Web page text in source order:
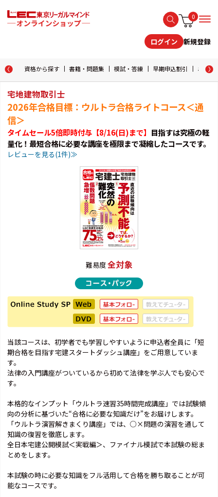
0
ログイン 新規登録
資格から探す 書籍・問題集 模試・答練 早期申込割引 おため
宅地建物取引士
2026年合格目標：ウルトラ合格ライトコース＜通
信＞
タイムセール5倍即時付与【8/16(日)まで】 目指すは究極の軽
量化！最短合格に必要な講座を極限まで凝縮したコースです。
レビューを見る(1件)≫
難易度全対象
当該コースは、初学者でも学習しやすいように申込者全員に「短
期合格を目指す宅建スタートダッシュ講座」をご用意していま
す。
法律の入門講座がついているから初めて法律を学ぶ人でも安心で
す。
本格的なインプット「ウルトラ速習35時間完成講座」では試験傾
向の分析に基づいた“合格に必要な知識だけ”をお届けします。
「ウルトラ演習解きまくり講座」では、○×問題の演習を通して
知識の復習を徹底します。
全日本宅建公開模試＜実戦編＞、ファイナル模試で本試験の総ま
とめをします。
本試験の時に必要な知識をフル活用して合格を勝ち取ることが可
能なコースです。